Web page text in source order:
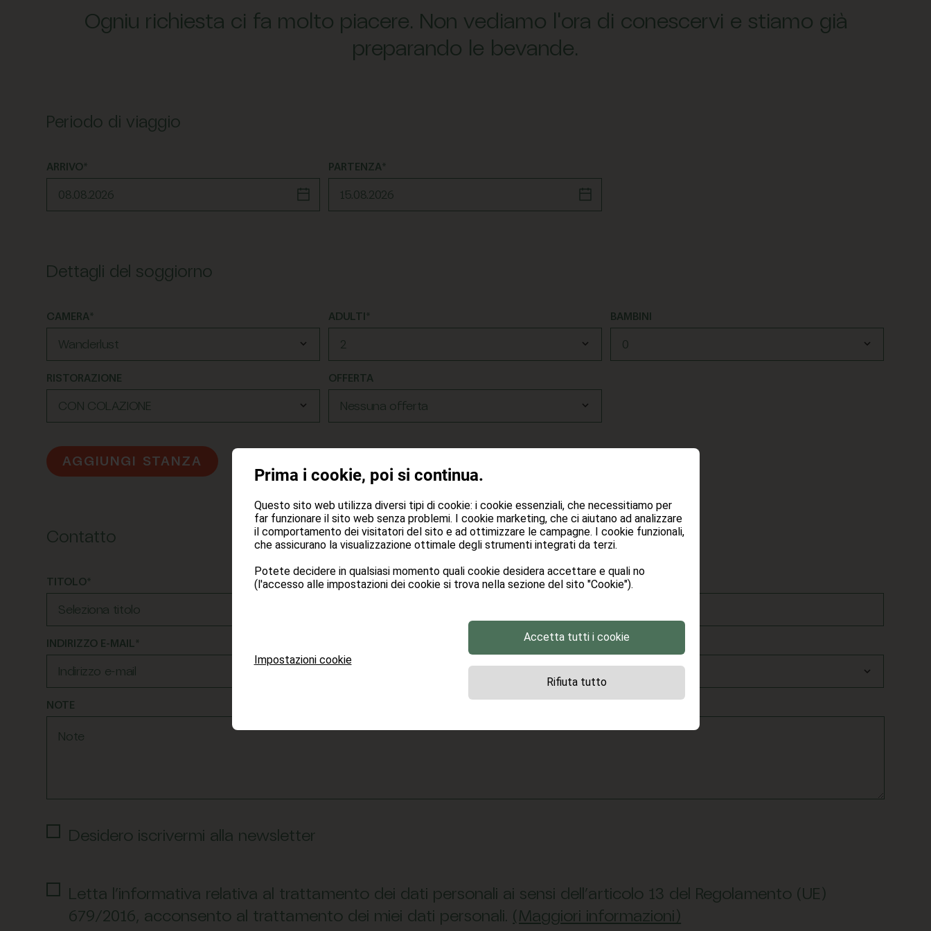
Ogniu richiesta ci fa molto piacere. Non vediamo l'ora di conescervi e stiamo già
preparando le bevande.
Periodo di viaggio
ARRIVO* PARTENZA*
Dettagli del soggiorno
CAMERA* ADULTI* BAMBINI
RISTORAZIONE OFFERTA
AGGIUNGI STANZA
Contatto
TITOLO* NOME* COGNOME*
INDIRIZZO E-MAIL* PAESE*
NOTE
Desidero iscrivermi alla newsletter
Letta l’informativa relativa al trattamento dei dati personali ai sensi dell’articolo 13 del Regolamento (UE)
679/2016, acconsento al trattamento dei miei dati personali. (Maggiori informazioni)
Prima i cookie, poi si continua.
Questo sito web utilizza diversi tipi di cookie: i cookie essenziali, che necessitiamo per
far funzionare il sito web senza problemi. I cookie marketing, che ci aiutano ad analizzare
il comportamento dei visitatori del sito e ad ottimizzare le campagne. I cookie funzionali,
che assicurano la visualizzazione ottimale degli strumenti integrati da terzi.
Potete decidere in qualsiasi momento quali cookie desidera accettare e quali no
(l'accesso alle impostazioni dei cookie si trova nella sezione del sito "Cookie").
Impostazioni cookie
Accetta tutti i cookie
Rifiuta tutto